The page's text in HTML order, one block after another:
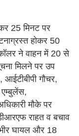
25 मिनट पर
होकर 50
ने वाहन में 20 से
मिलने पर उप
गौचर,
मौके पर
राहत व बचाव
घायल और 18